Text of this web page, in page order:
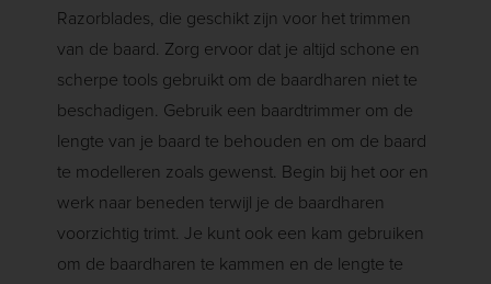
Razorblades, die geschikt zijn voor het trimmen
van de baard. Zorg ervoor dat je altijd schone en
scherpe tools gebruikt om de baardharen niet te
beschadigen. Gebruik een baardtrimmer om de
lengte van je baard te behouden en om de baard
te modelleren zoals gewenst. Begin bij het oor en
werk naar beneden terwijl je de baardharen
voorzichtig trimt. Je kunt ook een kam gebruiken
om de baardharen te kammen en de lengte te